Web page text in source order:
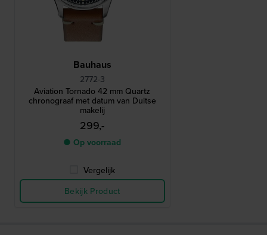
Bauhaus
2772-3
Aviation Tornado 42 mm Quartz
chronograaf met datum van Duitse
makelij
299,-
● Op voorraad
Vergelijk
Bekijk Product